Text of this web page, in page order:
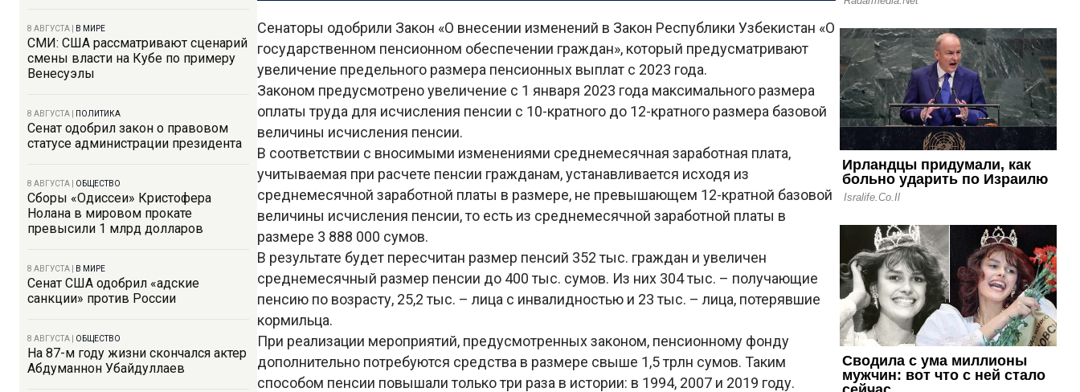
8 АВГУСТА В МИРЕ
СМИ: США рассматривают сценарий
смены власти на Кубе по примеру
Венесуэлы
8 АВГУСТА ПОЛИТИКА
Сенат одобрил закон о правовом
статусе администрации президента
8 АВГУСТА ОБЩЕСТВО
Сборы «Одиссеи» Кристофера
Нолана в мировом прокате
превысили 1 млрд долларов
8 АВГУСТА В МИРЕ
Сенат США одобрил «адские
санкции» против России
8 АВГУСТА ОБЩЕСТВО
На 87-м году жизни скончался актер
Абдуманнон Убайдуллаев
Сенаторы одобрили Закон «О внесении изменений в Закон Республики Узбекистан «О
государственном пенсионном обеспечении граждан», который предусматривают
увеличение предельного размера пенсионных выплат с 2023 года.
Законом предусмотрено увеличение с 1 января 2023 года максимального размера
оплаты труда для исчисления пенсии с 10-кратного до 12-кратного размера базовой
величины исчисления пенсии.
В соответствии с вносимыми изменениями среднемесячная заработная плата,
учитываемая при расчете пенсии гражданам, устанавливается исходя из
среднемесячной заработной платы в размере, не превышающем 12-кратной базовой
величины исчисления пенсии, то есть из среднемесячной заработной платы в
размере 3 888 000 сумов.
В результате будет пересчитан размер пенсий 352 тыс. граждан и увеличен
среднемесячный размер пенсии до 400 тыс. сумов. Из них 304 тыс. – получающие
пенсию по возрасту, 25,2 тыс. – лица с инвалидностью и 23 тыс. – лица, потерявшие
кормильца.
При реализации мероприятий, предусмотренных законом, пенсионному фонду
дополнительно потребуются средства в размере свыше 1,5 трлн сумов. Таким
способом пенсии повышали только три раза в истории: в 1994, 2007 и 2019 году.